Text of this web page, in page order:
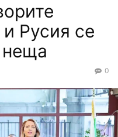
Русия се
неща
0